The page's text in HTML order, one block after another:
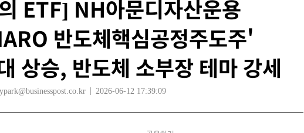
ETF] NH아문디자산운용
반도체핵심공정주도주'
상승, 반도체 소부장 테마 강세
2026-06-12 17:39:09